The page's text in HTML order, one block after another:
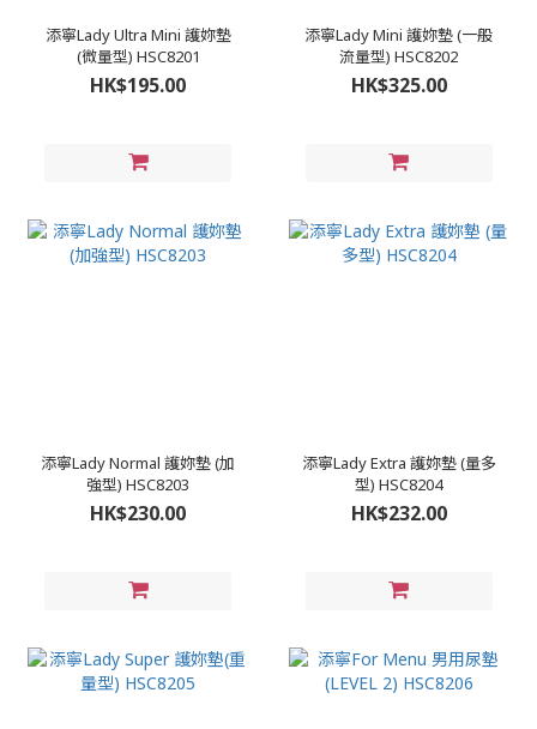
添寧Lady Ultra Mini 護妳墊
(微量型) HSC8201
HK$195.00
添寧Lady Mini 護妳墊 (一般
流量型) HSC8202
HK$325.00
添寧Lady Normal 護妳墊 (加
強型) HSC8203
HK$230.00
添寧Lady Extra 護妳墊 (量多
型) HSC8204
HK$232.00